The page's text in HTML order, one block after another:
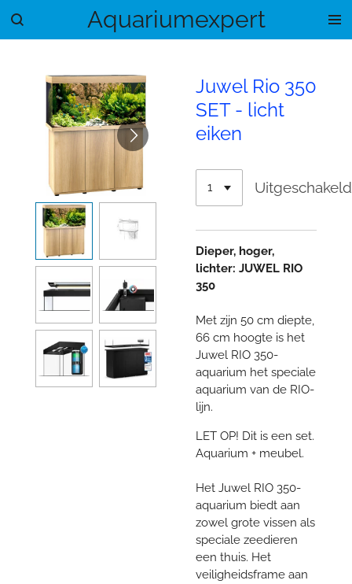
Ga
hoofdinhoud
Aquariumexpert
Juwel Rio 350
SET - licht
eiken
Uitgeschakeld
Dieper, hoger,
lichter: JUWEL RIO
350
Met zijn 50 cm diepte,
66 cm hoogte is het
Juwel RIO 350-
aquarium het speciale
aquarium van de RIO-
lijn.
LET OP! Dit is een set.
Aquarium + meubel.
Het Juwel RIO 350-
aquarium biedt aan
zowel grote vissen als
speciale zeedieren
een thuis. Het
veiligheidsframe aan